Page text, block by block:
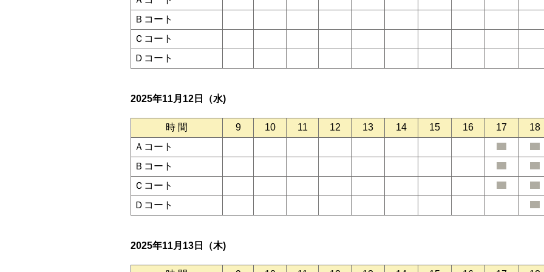
Ｂコート
Ｃコート
Ｄコート
2025年11月12日（水)
時 間 9 10 11 12 13 14 15 16 17 18
Ａコート
Ｂコート
Ｃコート
Ｄコート
2025年11月13日（木)